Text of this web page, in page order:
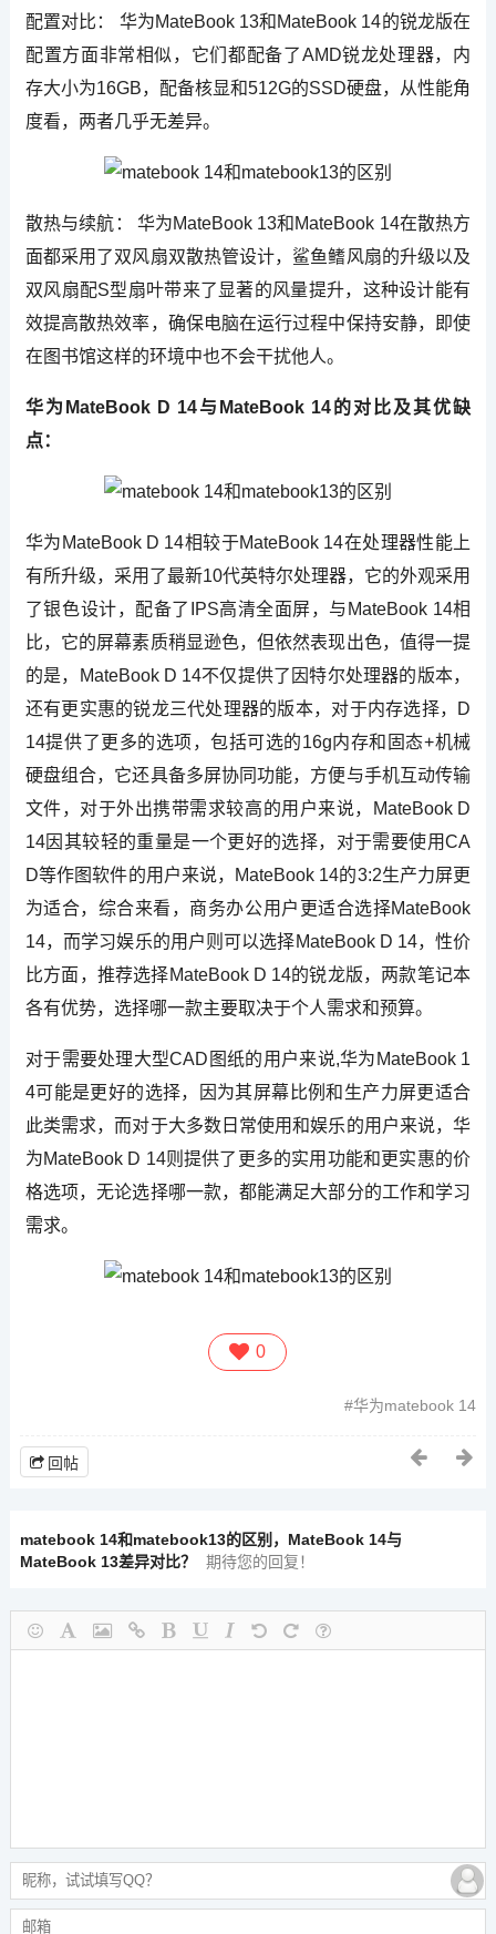
配置对比： 华为MateBook 13和MateBook 14的锐龙版在
配置方面非常相似，它们都配备了AMD锐龙处理器，内
存大小为16GB，配备核显和512G的SSD硬盘，从性能角
度看，两者几乎无差异。
散热与续航： 华为MateBook 13和MateBook 14在散热方
面都采用了双风扇双散热管设计，鲨鱼鳍风扇的升级以及
双风扇配S型扇叶带来了显著的风量提升，这种设计能有
效提高散热效率，确保电脑在运行过程中保持安静，即使
在图书馆这样的环境中也不会干扰他人。
华为MateBook D 14与MateBook 14的对比及其优缺
点：
华为MateBook D 14相较于MateBook 14在处理器性能上
有所升级，采用了最新10代英特尔处理器，它的外观采用
了银色设计，配备了IPS高清全面屏，与MateBook 14相
比，它的屏幕素质稍显逊色，但依然表现出色，值得一提
的是，MateBook D 14不仅提供了因特尔处理器的版本，
还有更实惠的锐龙三代处理器的版本，对于内存选择，D
14提供了更多的选项，包括可选的16g内存和固态+机械
硬盘组合，它还具备多屏协同功能，方便与手机互动传输
文件，对于外出携带需求较高的用户来说，MateBook D
14因其较轻的重量是一个更好的选择，对于需要使用CA
D等作图软件的用户来说，MateBook 14的3:2生产力屏更
为适合，综合来看，商务办公用户更适合选择MateBook
14，而学习娱乐的用户则可以选择MateBook D 14，性价
比方面，推荐选择MateBook D 14的锐龙版，两款笔记本
各有优势，选择哪一款主要取决于个人需求和预算。
对于需要处理大型CAD图纸的用户来说,华为MateBook 1
4可能是更好的选择，因为其屏幕比例和生产力屏更适合
此类需求，而对于大多数日常使用和娱乐的用户来说，华
为MateBook D 14则提供了更多的实用功能和更实惠的价
格选项，无论选择哪一款，都能满足大部分的工作和学习
需求。
0
华为matebook 14
回帖
matebook 14和matebook13的区别，MateBook 14与
MateBook 13差异对比？
期待您的回复！